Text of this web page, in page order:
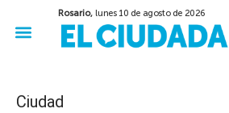
Rosario,lunes 10 de agosto de 2026
Ciudad